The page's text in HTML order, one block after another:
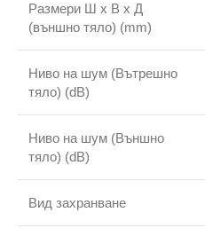
Размери Ш х В х Д
(външно тяло) (mm)
Ниво на шум (Вътрешно
тяло) (dB)
Ниво на шум (Външно
тяло) (dB)
Вид захранване